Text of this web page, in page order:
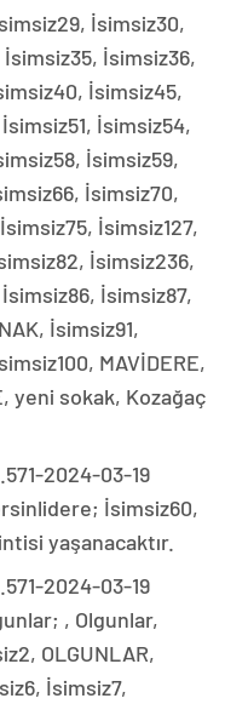
İsimsiz30,
İsimsiz36,
İsimsiz45,
İsimsiz54,
İsimsiz59,
İsimsiz70,
İsimsiz127,
İsimsiz236,
İsimsiz87,
İsimsiz91,
MAVİDERE,
yeni sokak, Kozağaç
2024-03-19
İsimsiz60,
yaşanacaktır.
2024-03-19
, Olgunlar,
OLGUNLAR,
İsimsiz7,